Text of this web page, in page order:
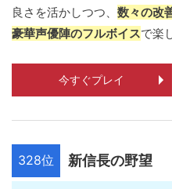
良さを活かしつつ、 数々の改
豪華声優陣のフルボイスで楽
今すぐプレイ
328位 新信長の野望